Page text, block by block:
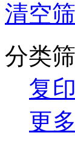
清空
分类
复
更多